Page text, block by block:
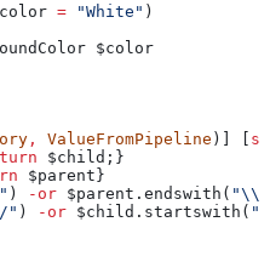
= "White" )
$color
, ValueFromPipeline )] [
$child ;}
$parent }
) -or $parent .endswith ( "\\"
" ) -or $child .startswith (